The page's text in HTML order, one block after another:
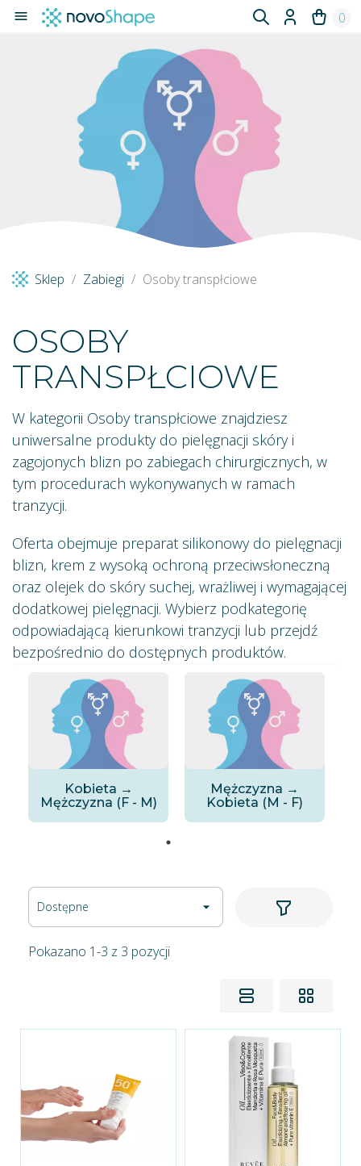
 0
Sklep Zabiegi Osoby transpłciowe
OSOBY
TRANSPŁCIOWE
W kategorii Osoby transpłciowe znajdziesz
uniwersalne produkty do pielęgnacji skóry i
zagojonych blizn po zabiegach chirurgicznych, w
tym procedurach wykonywanych w ramach
tranzycji.
Oferta obejmuje preparat silikonowy do pielęgnacji
blizn, krem z wysoką ochroną przeciwsłoneczną
oraz olejek do skóry suchej, wrażliwej i wymagającej
dodatkowej pielęgnacji. Wybierz podkategorię
odpowiadającą kierunkowi tranzycji lub przejdź
bezpośrednio do dostępnych produktów.
Kobieta →
Mężczyzna (F - M)
Mężczyzna →
Kobieta (M - F)
Dostępne 
Pokazano 1-3 z 3 pozycji